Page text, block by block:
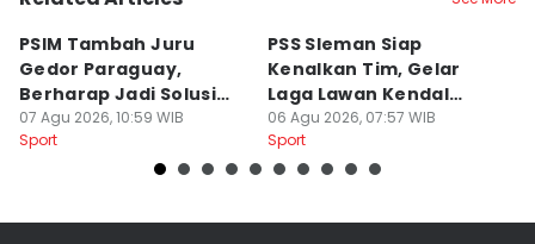
PSIM Tambah Juru
Gedor Paraguay,
Berharap Jadi Solusi
Minimnya Pencetak Gol
07 Agu 2026, 10:59 WIB
Sport
PSS Sleman Siap
Kenalkan Tim, Gelar
Laga Lawan Kendal
Tornado FC
06 Agu 2026, 07:57 WIB
Sport